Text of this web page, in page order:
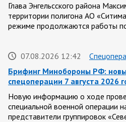
Глава Энгельсского района
территории полигона АО
режиме продолжаются работы
07.08.2026 12:42
Брифинг Минобороны РФ:
спецоперации 7 августа 2026
Новую информацию о ходе
специальной военной операции
представители группировок